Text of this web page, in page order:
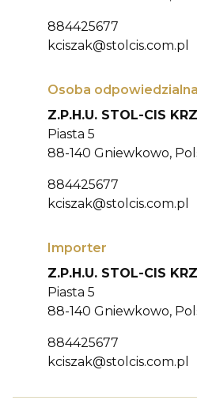
884425677
kciszak@stolcis.com.pl
Osoba
Z.P.H.U. STOL-CIS
Piasta 5
88-140 Gniewkowo,
884425677
kciszak@stolcis.com.pl
Importer
Z.P.H.U. STOL-CIS
Piasta 5
88-140 Gniewkowo,
884425677
kciszak@stolcis.com.pl